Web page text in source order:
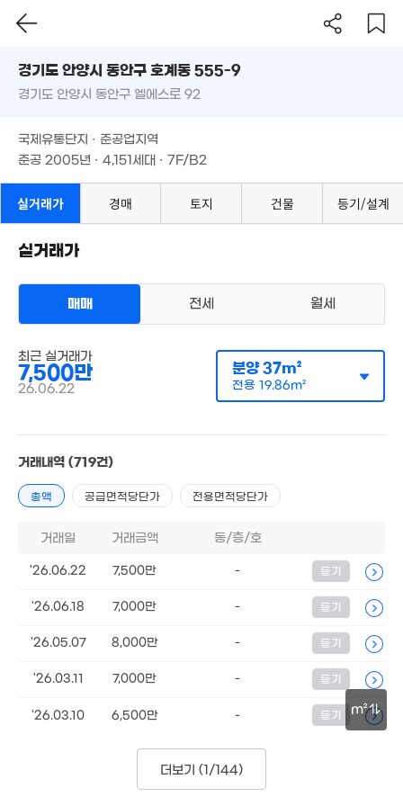
상가사무실
매매 7500만원
28억
12.5억
6억
'15. 04
필터 매물 탐색
경기도 안양시 동안구 호계동 555-9
준공 2005년 · 4,151세대 · 7F/B2
m²
경기도 안양시 동안구 호계동 555-9
경기도 안양시 동안구 엘에스로 92
국제유통단지 · 준공업지역
준공 2005년 · 4,151세대 · 7F/B2
실거래가 경매 토지 건물 등기/설계
실거래가
매매 전세 월세
최근 실거래가
7,500만
26.06.22
분양37m²
전용 19.86m²
거래내역 (719건)
총액 공급면적당단가 전용면적당단가
거래일 거래금액 동/층/호
'26.06.22 7,500만 - 등기
'26.06.18 7,000만 - 등기
'26.05.07 8,000만 - 등기
'26.03.11 7,000만 - 등기
'26.03.10 6,500만 - 등기
더보기 (1/144)